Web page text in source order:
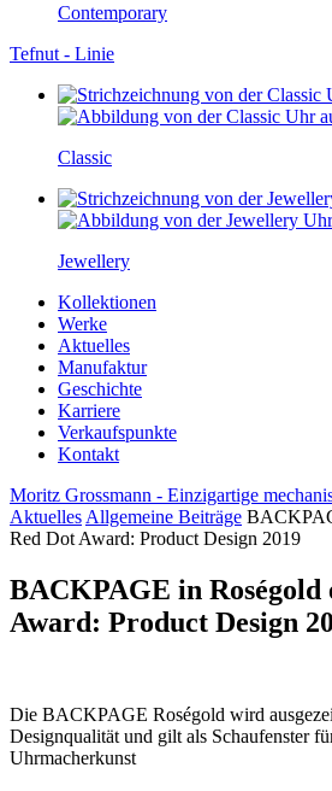
Contemporary
Tefnut - Linie
Classic
Jewellery
Kollektionen
Werke
Aktuelles
Manufaktur
Geschichte
Karriere
Verkaufspunkte
Kontakt
Moritz Grossmann - Einzigartige
Aktuelles Allgemeine Beiträge
Red Dot Award: Product Design 2019
BACKPAGE in Roségold
Award: Product Design
Die BACKPAGE Roségold wird
Designqualität und gilt als Schaufenster
Uhrmacherkunst